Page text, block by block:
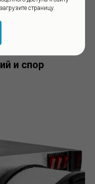
OZONBOX
видами
и спор
страницу.